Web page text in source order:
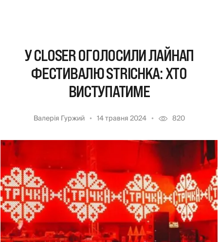
У CLOSER ОГОЛОСИЛИ ЛАЙНАП
ФЕСТИВАЛЮ STRICHKA: ХТО
ВИСТУПАТИМЕ
Валерія Гуржий 14 травня 2024 820